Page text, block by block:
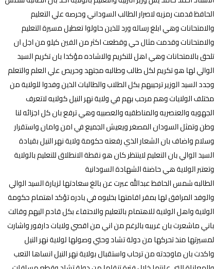
الحافظ قدمت رمزيه لاصرار الطالب السوداني وحرصه علي التعليم
والامتحانات وهي ابلغ رساله ورد للذين حاولوا تعطيل مسيرة التعليم
والامتحانات وقدمت مثال حي وقطعت اكثر من الفين كيلو من اجل ان
تلحق بالامتحانات وهي اهل للتكريم والاشاده مؤكدا بان تكريم السيد
الوالي لها هو تكريم لكل طالب وطالبه مجتهد وحريص علي العلم والتعلم
وجدد السيد الوزير ترحيبهم بكل الطلاب والطالبات الذين وفدوا للولاية من
مختلف الولايات وهم مرحب بهم في ولاية نهر النيل كولايه لاتعرف
الجهويه والعنصريه والمناطقيه والعصبيه وهي ترفع بان كل اجزائه لنا
وطن وتمثل السودان المصغر ويعيش الجميع في امن وامان واستقرار
وسلام واضاف بان الشعار الذي رفعته حكومة ولاية نهر النيل بقيادة
السيد الوالي بان التعليم لاينتظر كان هو نقطة الانطلاق للتعليم بالولاية
وتعتبر الولاية هي حاضنة الشهادة السودانية
الطالبه شمس الحافظ عبدالله عبرت عن بالغ سعادتها لزيارة السيد الوالي
والوفد المرافق لها بمقر اقامتها بخليوه في بادره تؤكد اهتمام حكومة
الولاية واهل الولاية للاهتمام بالتعليم والاحتفاء بكل قادم اليهم وقالت
باني ماشعرت بان غريبه بالرغم من اني من اقصي ولايات دارفور واشارت
لمسيرتها منذ تحركها من دولة تشاد وحتي وصولها لولاية نهر النيل
واكدت بان ماوجدته من ترحاب واستقبال بولاية نهر النيل انساها التعب